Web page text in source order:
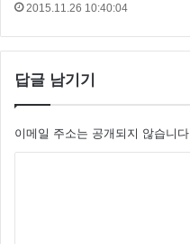
2015.11.26 10:40:04
답글 남기기
이메일 주소는 공개되지 않습니다.